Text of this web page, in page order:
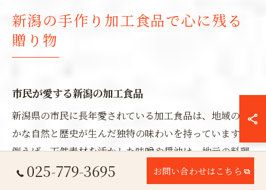
新潟の手作り加工食品で心に残る
贈り物
市民が愛する新潟の加工食品
新潟県の市民に長年愛されている加工食品は、地域の豊
かな自然と歴史が生んだ独特の味わいを持っています。
例えば、天然素材を活かした味噌や醤油は、地元の料理
には欠かせない存在です。これらの伝統的な調味料は、
新潟の風土と文化を体現し、その豊かな味わいは家庭の
025-779-3695 お問い合わせはこちら